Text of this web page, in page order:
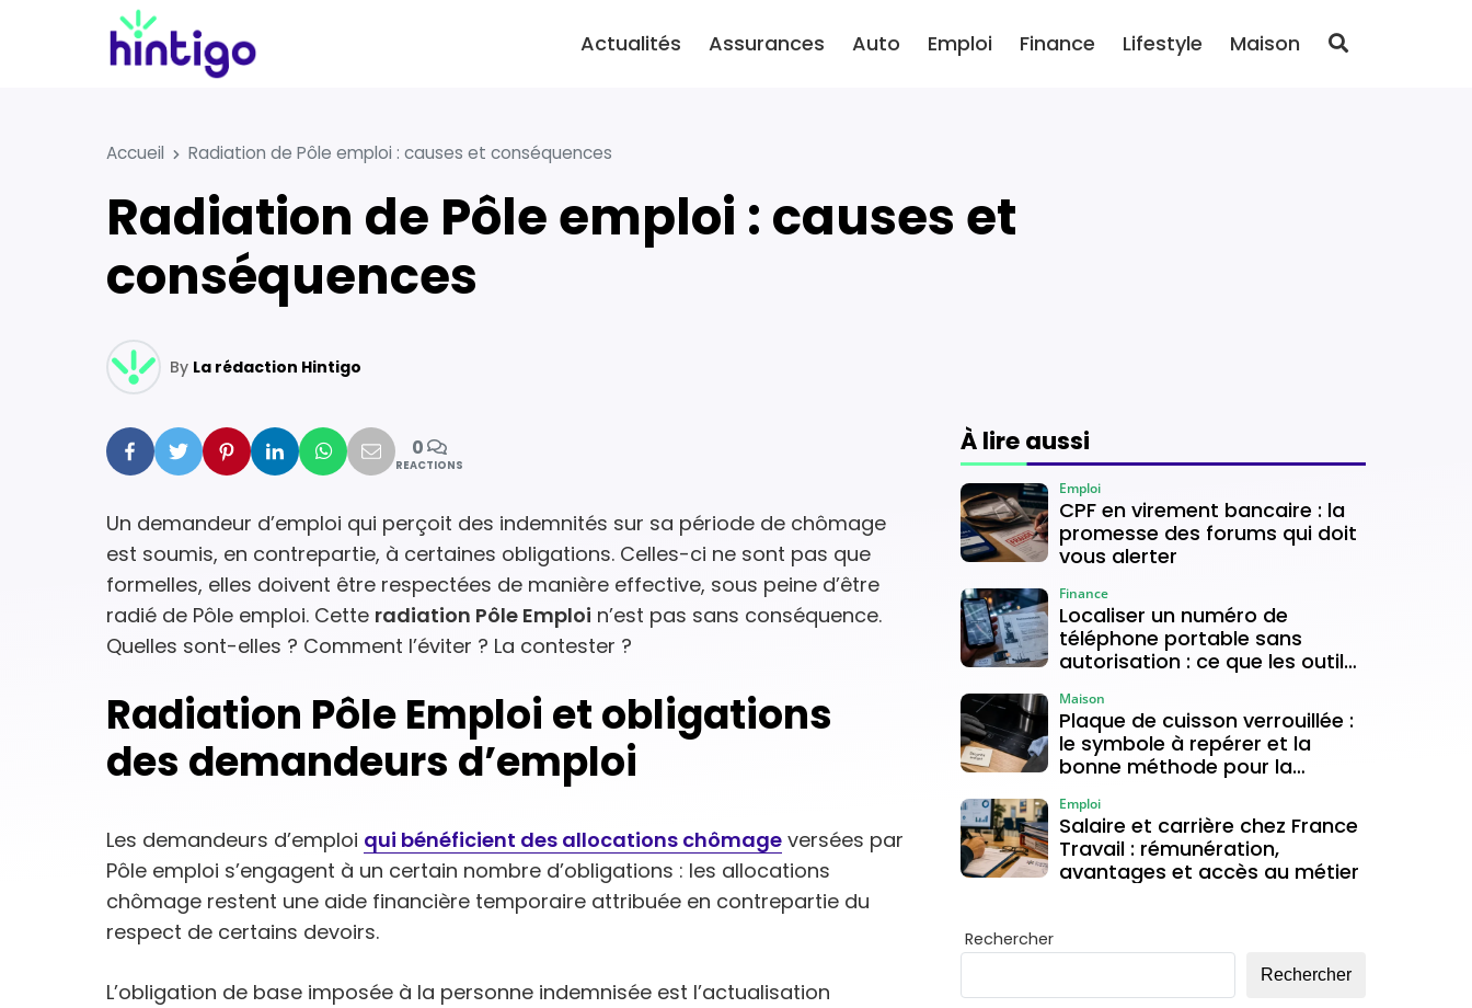
Actualités Assurances Auto Emploi Finance Lifestyle Maison
Accueil Radiation de Pôle emploi : causes et conséquences
Radiation de Pôle emploi : causes et
conséquences
By La rédaction Hintigo
Facebook
Twitter PinterestLinkedinWhatsapp
Mail0
REACTIONS
Un demandeur d’emploi qui perçoit des indemnités sur sa période de chômage
est soumis, en contrepartie, à certaines obligations. Celles-ci ne sont pas que
formelles, elles doivent être respectées de manière effective, sous peine d’être
radié de Pôle emploi. Cette radiation Pôle Emploi n’est pas sans conséquence.
Quelles sont-elles ? Comment l’éviter ? La contester ?
Radiation Pôle Emploi et obligations
des demandeurs d’emploi
Les demandeurs d’emploi qui bénéficient des allocations chômage versées par
Pôle emploi s’engagent à un certain nombre d’obligations : les allocations
chômage restent une aide financière temporaire attribuée en contrepartie du
respect de certains devoirs.
L’obligation de base imposée à la personne indemnisée est l’actualisation
À lire aussi
CPF en virement bancaire : la
promesse des forums qui doit
vous alerter
Emploi
Localiser un numéro de
téléphone portable sans
autorisation : ce que les outils
Finance
Plaque de cuisson verrouillée :
le symbole à repérer et la
bonne méthode pour la
Maison
Salaire et carrière chez France
Travail : rémunération,
avantages et accès au métier
Emploi
Rechercher
Rechercher